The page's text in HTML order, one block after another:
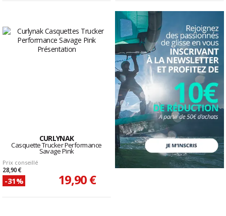
CURLYNAK
Casquette Trucker Performance
Savage Pink
Prix conseillé
28,90 €
-31% 19,90 €